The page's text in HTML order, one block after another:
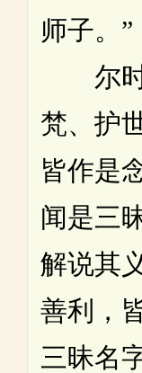
师子。”
尔时
梵、护
皆作是
闻是三
解说其
善利，
三昧名